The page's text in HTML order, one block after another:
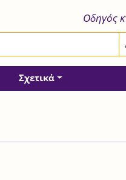
Οδηγός
Σχετικά